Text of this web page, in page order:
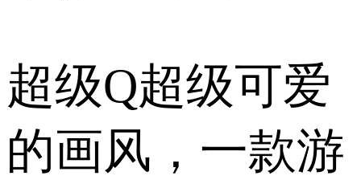
超级Q超级可爱
的画风，一款游